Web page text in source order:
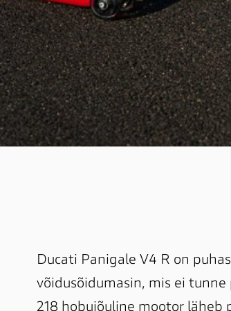
Ducati Panigale V4 R on
võidusõidumasin, mis ei tunne
218 hobujõuline mootor läheb